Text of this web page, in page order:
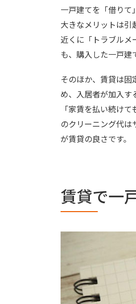
一戸建てを「借りて
大きなメリットは引
近くに「トラブルメ
も、購入した一戸建
そのほか、賃貸は
め、入居者が加入す
「家賃を払い続け
のクリーニング代
が賃貸の良さです。
賃貸で一